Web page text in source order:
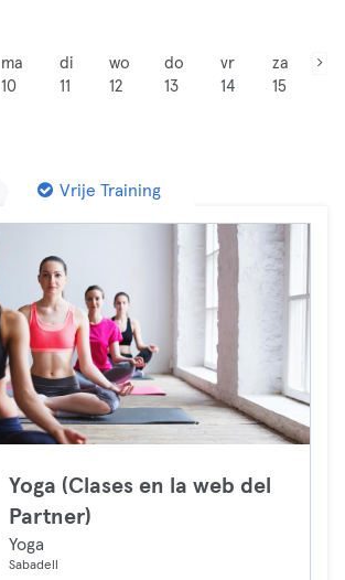
ma
10
di
11
wo
12
do
13
vr
14
za
15
Vrije Training
Yoga (Clases en la web del
Partner)
Yoga
Sabadell